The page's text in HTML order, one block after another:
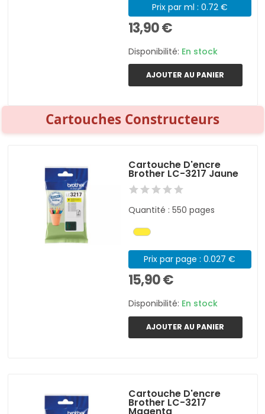
Prix par ml : 0.72 €
13,90 €
Disponibilité: En stock
AJOUTER AU PANIER
Cartouches Constructeurs
Cartouche D'encre
Brother LC-3217 Jaune
Quantité : 550 pages
Prix par page : 0.027 €
15,90 €
Disponibilité: En stock
AJOUTER AU PANIER
Cartouche D'encre
Brother LC-3217